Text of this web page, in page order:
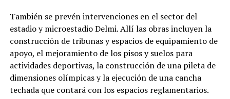
También se prevén intervenciones en el sector del
estadio y microestadio Delmi. Allí las obras incluyen la
construcción de tribunas y espacios de equipamiento de
apoyo, el mejoramiento de los pisos y suelos para
actividades deportivas, la construcción de una pileta de
dimensiones olímpicas y la ejecución de una cancha
techada que contará con los espacios reglamentarios.